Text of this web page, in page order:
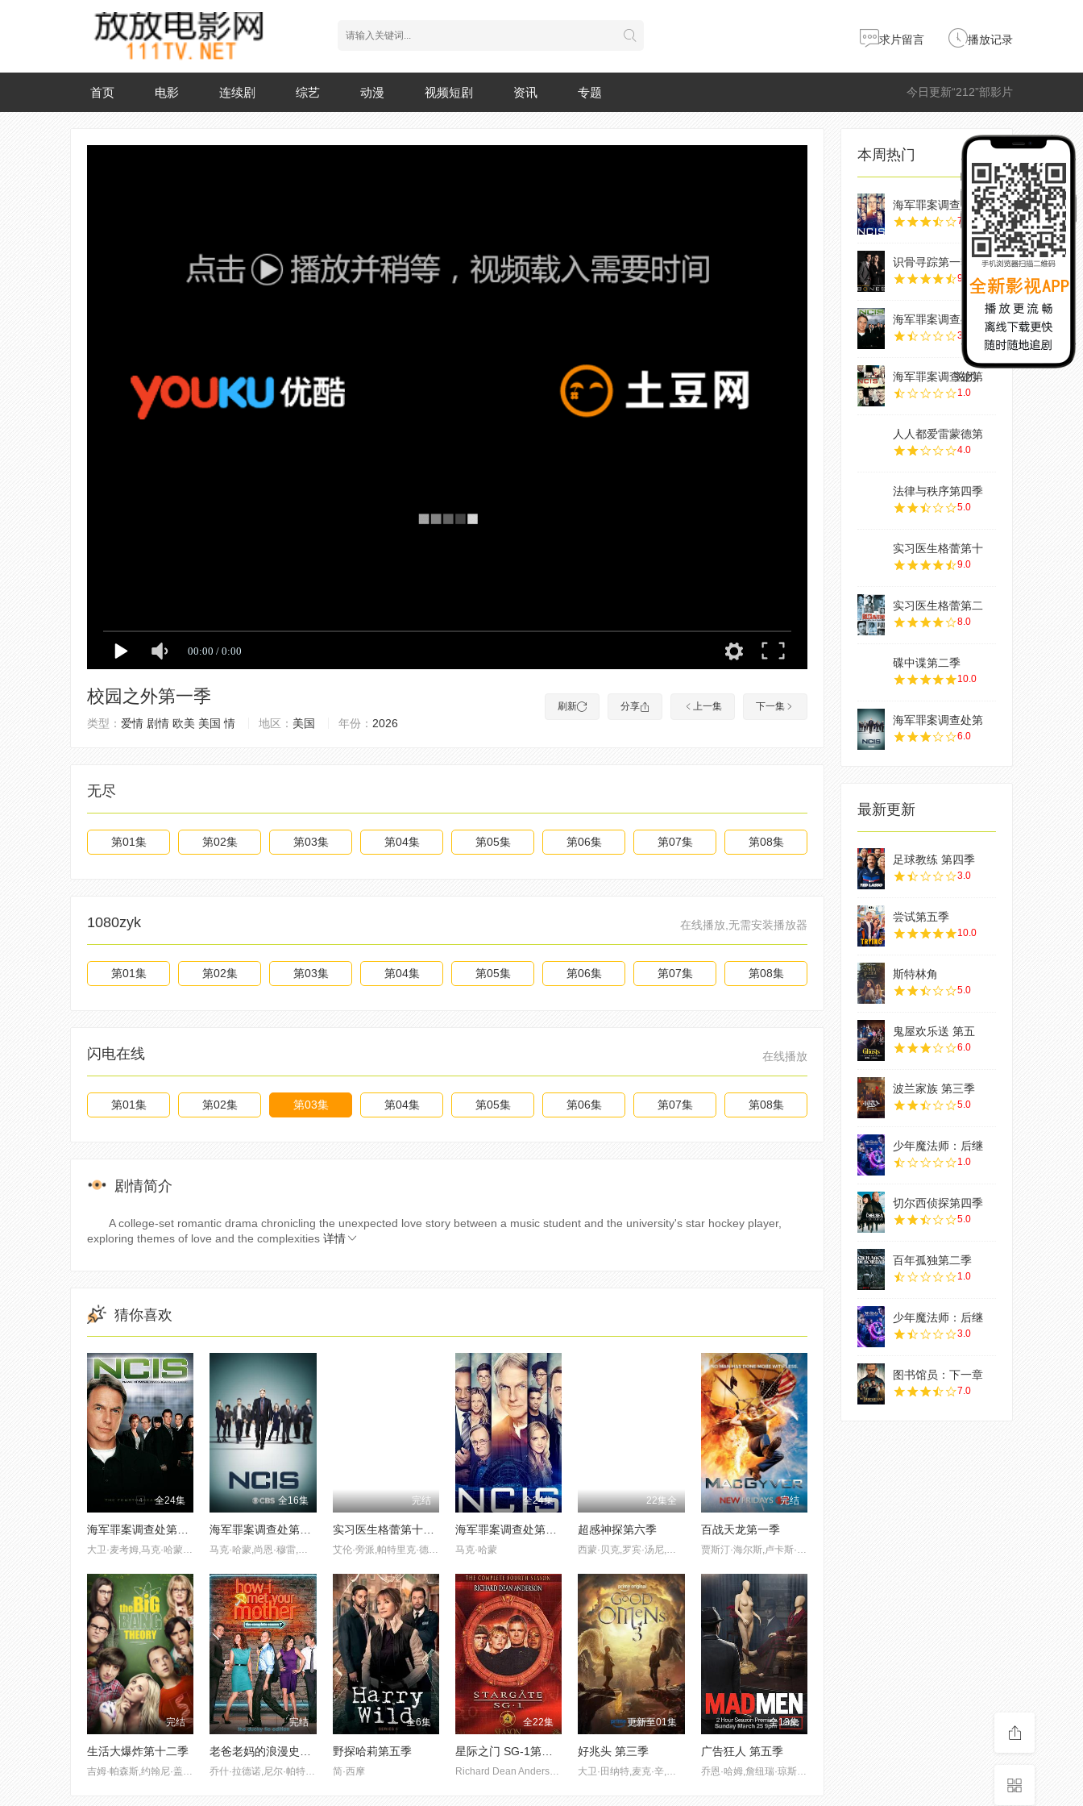
求片留言 播放记录
今日更新“212”部影片
首页 电影 连续剧 综艺 动漫 视频短剧 资讯 专题
刷新 分享 上一集 下一集
校园之外第一季
类型： 爱情 剧情 欧美 美国 情 地区： 美国 年份： 2026
无尽
第01集 第02集 第03集 第04集 第05集 第06集 第07集 第08集
在线播放,无需安装播放器
1080zyk
第01集 第02集 第03集 第04集 第05集 第06集 第07集 第08集
在线播放
闪电在线
第01集 第02集 第03集 第04集 第05集 第06集 第07集 第08集
剧情简介
A college-set romantic drama chronicling the unexpected love story between a music student and the university's star hockey player,
exploring themes of love and the complexities 详情
猜你喜欢
全24集
海军罪案调查处第四季
大卫·麦考姆,马克·哈蒙,迈克尔·韦瑟利,宝蕾·佩雷特,萨莎·亚历山大,尚恩·穆雷
全16集
海军罪案调查处第十八季
马克·哈蒙,尚恩·穆雷,艾米丽·威克沙姆,布莱恩·迪岑,维尔摩·瓦尔德拉玛,洛奇·卡罗尔,大卫·麦考姆,戴安娜·里曾诺弗,玛丽亚·贝罗
完结
实习医生格蕾第十一季
艾伦·旁派,帕特里克·德姆西,贾斯汀·钱伯斯,钱德拉·威尔森
全24集
海军罪案调查处第十六季
马克·哈蒙
22集全
超感神探第六季
西蒙·贝克,罗宾·汤尼,蒂姆·康,欧文·约曼
完结
百战天龙第一季
贾斯汀·海尔斯,卢卡斯·提尔,乔治·艾德斯,何家蓓,特里斯汀·梅斯,埃琳娜·迪兹恩,科里·斯科特·艾伦,比利·布莱尔,约戈·康斯坦丁,维尼·琼斯
完结
生活大爆炸第十二季
吉姆·帕森斯,约翰尼·盖尔克奇,凯莉·库柯,西蒙·赫尔伯格
完结
乔什·拉德诺,尼尔·帕特里克·哈里斯,杰森·席格尔,寇碧·史莫德斯
全6集
野探哈莉第五季
简·西摩
全22集
星际之门 SG-1第四季
Richard Dean Anderson,Amanda Tapping
更新至01集
好兆头 第三季
大卫·田纳特,麦克·辛,杜恩·麦基琴,格洛里亚·奥比安约,保罗·查希迪,奎琳·塞普尔维达,比拉尔·哈斯纳,多娜·普雷斯顿,波佩·李·弗里尔,卡勒姆·科茨,西恩·帕特维,特蕾西·怀尔斯,德里克·雅各比,利兹·凯尔,安德鲁·奥尼尔
全13集
广告狂人 第五季
乔恩·哈姆,詹纽瑞·琼斯,伊丽莎白·莫斯,文森特·卡塞瑟,克里斯蒂娜·亨德里克斯,爱丽森·布里,阿丽克西斯·布莱德尔
本周热门
海军罪案调查处第
7.0
识骨寻踪第一季
9.0
海军罪案调查处第
3.0
海军罪案调查处第
1.0
人人都爱雷蒙德第
4.0
法律与秩序第四季
5.0
实习医生格蕾第十
9.0
实习医生格蕾第二
8.0
碟中谍第二季
10.0
海军罪案调查处第
6.0
最新更新
足球教练 第四季
3.0
尝试第五季
10.0
斯特林角
5.0
鬼屋欢乐送 第五
6.0
波兰家族 第三季
5.0
少年魔法师：后继
1.0
切尔西侦探第四季
5.0
百年孤独第二季
1.0
少年魔法师：后继
3.0
图书馆员：下一章
7.0
关闭